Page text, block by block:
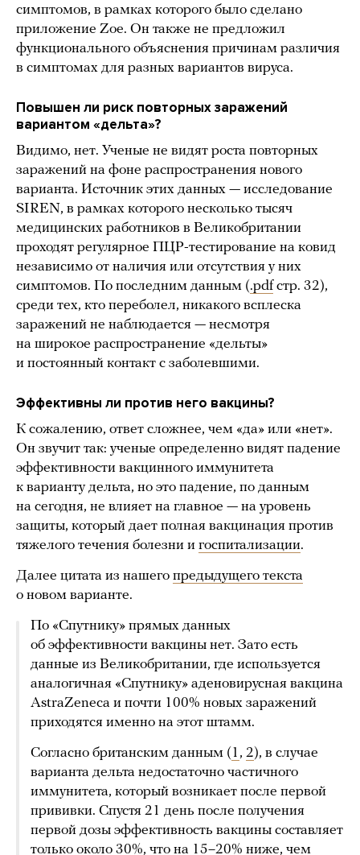
симптомов, в рамках которого было сделано
приложение Zoe. Он также не предложил
функционального объяснения причинам различия
в симптомах для разных вариантов вируса.
Повышен ли риск повторных заражений
вариантом «дельта»?
Видимо, нет. Ученые не видят роста повторных
заражений на фоне распространения нового
варианта. Источник этих данных — исследование
SIREN, в рамках которого несколько тысяч
медицинских работников в Великобритании
проходят регулярное ПЦР-тестирование на ковид
независимо от наличия или отсутствия у них
симптомов. По последним данным (.pdf стр. 32),
среди тех, кто переболел, никакого всплеска
заражений не наблюдается — несмотря
на широкое распространение «дельты»
и постоянный контакт с заболевшими.
Эффективны ли против него вакцины?
К сожалению, ответ сложнее, чем «да» или «нет».
Он звучит так: ученые определенно видят падение
эффективности вакцинного иммунитета
к варианту дельта, но это падение, по данным
на сегодня, не влияет на главное — на уровень
защиты, который дает полная вакцинация против
тяжелого течения болезни и госпитализации.
Далее цитата из нашего предыдущего текста
о новом варианте.
По «Спутнику» прямых данных
об эффективности вакцины нет. Зато есть
данные из Великобритании, где используется
аналогичная «Спутнику» аденовирусная вакцина
AstraZeneca и почти 100% новых заражений
приходятся именно на этот штамм.
Согласно британским данным ( 1 , 2), в случае
варианта дельта недостаточно частичного
иммунитета, который возникает после первой
прививки. Спустя 21 день после получения
первой дозы эффективность вакцины составляет
только около 30%, что на 15–20% ниже, чем